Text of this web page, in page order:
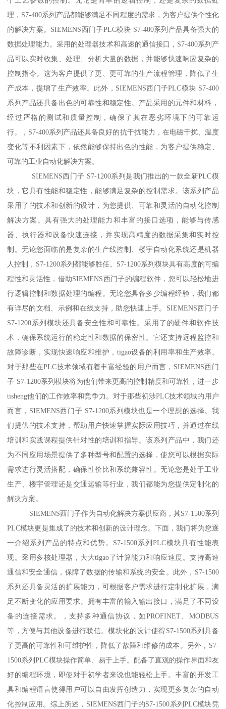
理，S7-400系列产品都能够满足不同程度的需求，为客户提供个性化
的解决方案。SIEMENS西门子PLC模块 S7-400系列产品具备强大的
数据处理能力。采用的处理器技术和高速的通信接口，S7-400系列产
品可以实时收集、处理、分析大量的数据，并能够快速响应复杂的
控制指令。这为客户提供了更、更可靠的生产流程管理，降低了生
产成本，提增了生产效率。此外，SIEMENS西门子PLC模块 S7-400
系列产品还具备出色的可靠性和稳定性。产品采用的元件和材料，
经过严格的测试和质量控制，确保了其在恶劣环境下的可靠运
行。，S7-400系列产品还具备良好的抗干扰能力，在电磁干扰、温度
变化等不利因素下，依然能够保持出色的性能，为客户提供稳定、
可靠的工业自动化解决方案。
SIEMENS西门子 S7-1200系列是我们推出的一款全新PLC模
块，它具有性能和稳定性，能够满足复杂的控制需求。该系列产品
采用了的技术和创新的设计，为您提供、可靠和灵活的自动化控制
解决方案。具有强大的处理能力和丰富的接口选项，能够与传感
器、执行器和设备快速连接，并实现高精度的数据采集和实时控
制。无论您面临的是复杂的生产线控制、楼宇自动化系统还是机器
人控制，S7-1200系列都能够胜任。S7-1200系列模块具有高度的可编
程性和灵活性，借助SIEMENS西门子的编程软件，您可以轻松地进
行逻辑控制和数据处理的编程。无论您具备多少编程经验，我们都
有详尽的文档、示例和在线支持，助您快速上手。SIEMENS西门子
S7-1200系列模块还具备安全性和可靠性。采用了的硬件和软件技
术，确保系统运行的稳定性和数据的保密性。它还支持远程监控和
故障诊断，实现快速响应和维护，tigao设备的利用率和生产效率。
对于那些在PLC技术领域有着丰富经验的用户而言，SIEMENS西门
子 S7-1200系列模块将为他们带来更高的控制精度和可靠性，进一步
tisheng他们的工作效率和竞争力。对于那些初涉PLC技术领域的用户
而言，SIEMENS西门子 S7-1200系列模块也是一个理想的选择。我
们提供的技术支持，帮助用户快速掌握实际应用技巧，并通过在线
培训和实践课程提供针对性的培训和指导。该系列产品中，我们还
为不同应用场景提供了多种型号和配置的选择，使您可以根据实际
需求进行灵活搭配，确保性价比和系统兼容性。无论您是处于工业
生产、楼宇管理还是交通运输等行业，我们都能为您提供定制化的
解决方案。
SIEMENS西门子作为自动化解决方案供应商，其S7-1500系列
PLC模块更是集成了的技术和创新的设计理念。下面，我们将为您逐
一介绍系列产品的特点和优势。S7-1500系列PLC模块具有性能表
现。采用多核处理器，大大tigao了计算能力和响应速度。支持高速
通信和安全通信，保障了数据的传输和系统的安全。此外，S7-1500
系列还具备灵活的扩展能力，可根据客户需求进行定制化扩展，满
足不断变化的应用要求。拥有丰富的输入输出接口，满足了不同设
备的连接需求。，支持多种通信协议，如PROFINET、MODBUS
等，方便与其他设备进行联信。模块化的设计使得S7-1500系列具备
了更高的可靠性和可维护性，降低了故障和维修的成本。另外，S7-
1500系列PLC模块操作简单、易于上手。配备了直观的操作界面和友
好的编程环境，即使对于初学者来说也能轻松上手。丰富的开发工
具和编程语言使得用户可以自由发挥创造力，实现更多复杂的自动
化控制应用。综上所述，SIEMENS西门子的S7-1500系列PLC模块凭